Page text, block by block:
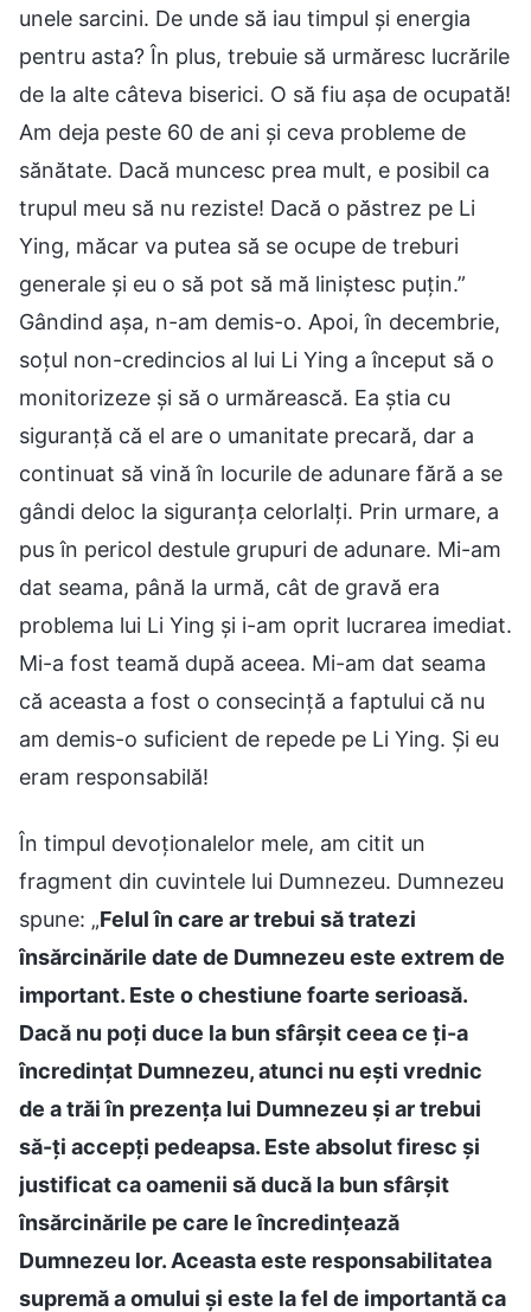
unele sarcini. De unde să iau timpul și energia
pentru asta? În plus, trebuie să urmăresc lucrările
de la alte câteva biserici. O să fiu așa de ocupată!
Am deja peste 60 de ani și ceva probleme de
sănătate. Dacă muncesc prea mult, e posibil ca
trupul meu să nu reziste! Dacă o păstrez pe Li
Ying, măcar va putea să se ocupe de treburi
generale și eu o să pot să mă liniștesc puțin.”
Gândind așa, n-am demis-o. Apoi, în decembrie,
soțul non-credincios al lui Li Ying a început să o
monitorizeze și să o urmărească. Ea știa cu
siguranță că el are o umanitate precară, dar a
continuat să vină în locurile de adunare fără a se
gândi deloc la siguranța celorlalți. Prin urmare, a
pus în pericol destule grupuri de adunare. Mi-am
dat seama, până la urmă, cât de gravă era
problema lui Li Ying și i-am oprit lucrarea imediat.
Mi-a fost teamă după aceea. Mi-am dat seama
că aceasta a fost o consecință a faptului că nu
am demis-o suficient de repede pe Li Ying. Și eu
eram responsabilă!
În timpul devoționalelor mele, am citit un
fragment din cuvintele lui Dumnezeu. Dumnezeu
spune: „Felul în care ar trebui să tratezi
însărcinările date de Dumnezeu este extrem de
important. Este o chestiune foarte serioasă.
Dacă nu poți duce la bun sfârșit ceea ce ți-a
încredințat Dumnezeu, atunci nu ești vrednic
de a trăi în prezența lui Dumnezeu și ar trebui
să-ți accepți pedeapsa. Este absolut firesc și
justificat ca oamenii să ducă la bun sfârșit
însărcinările pe care le încredințează
Dumnezeu lor. Aceasta este responsabilitatea
supremă a omului și este la fel de importantă ca